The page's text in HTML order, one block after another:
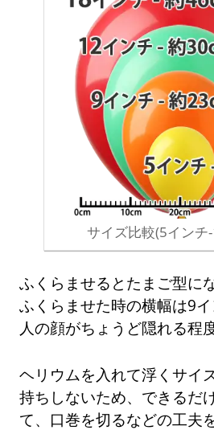
サイズ比較(5インチ
ふくらませるとたまご型に
ふくらませた時の横幅は9イ
人の顔がちょうど隠れる程
ヘリウムを入れて浮くサイ
持ちしないため、できるだ
て、口巻を切るなどの工夫